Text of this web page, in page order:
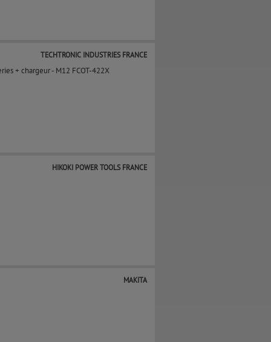
TECHTRONIC INDUSTRIES FRANCE
+ chargeur - M12 FCOT-422X
HIKOKI POWER TOOLS FRANCE
MAKITA